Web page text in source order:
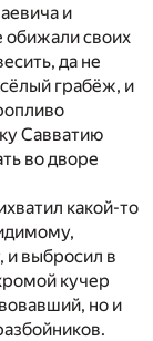
и
обижали своих
да не
грабёж, и
Савватию
во дворе
какой-то
и выбросил в
кучер
но и